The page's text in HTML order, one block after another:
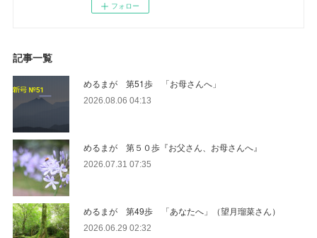
フォロー
記事一覧
めるまが 第51歩 「お母さんへ」
2026.08.06 04:13
めるまが 第５０歩『お父さん、お母さんへ』
2026.07.31 07:35
めるまが 第49歩 「あなたへ」（望月瑠菜さん）
2026.06.29 02:32